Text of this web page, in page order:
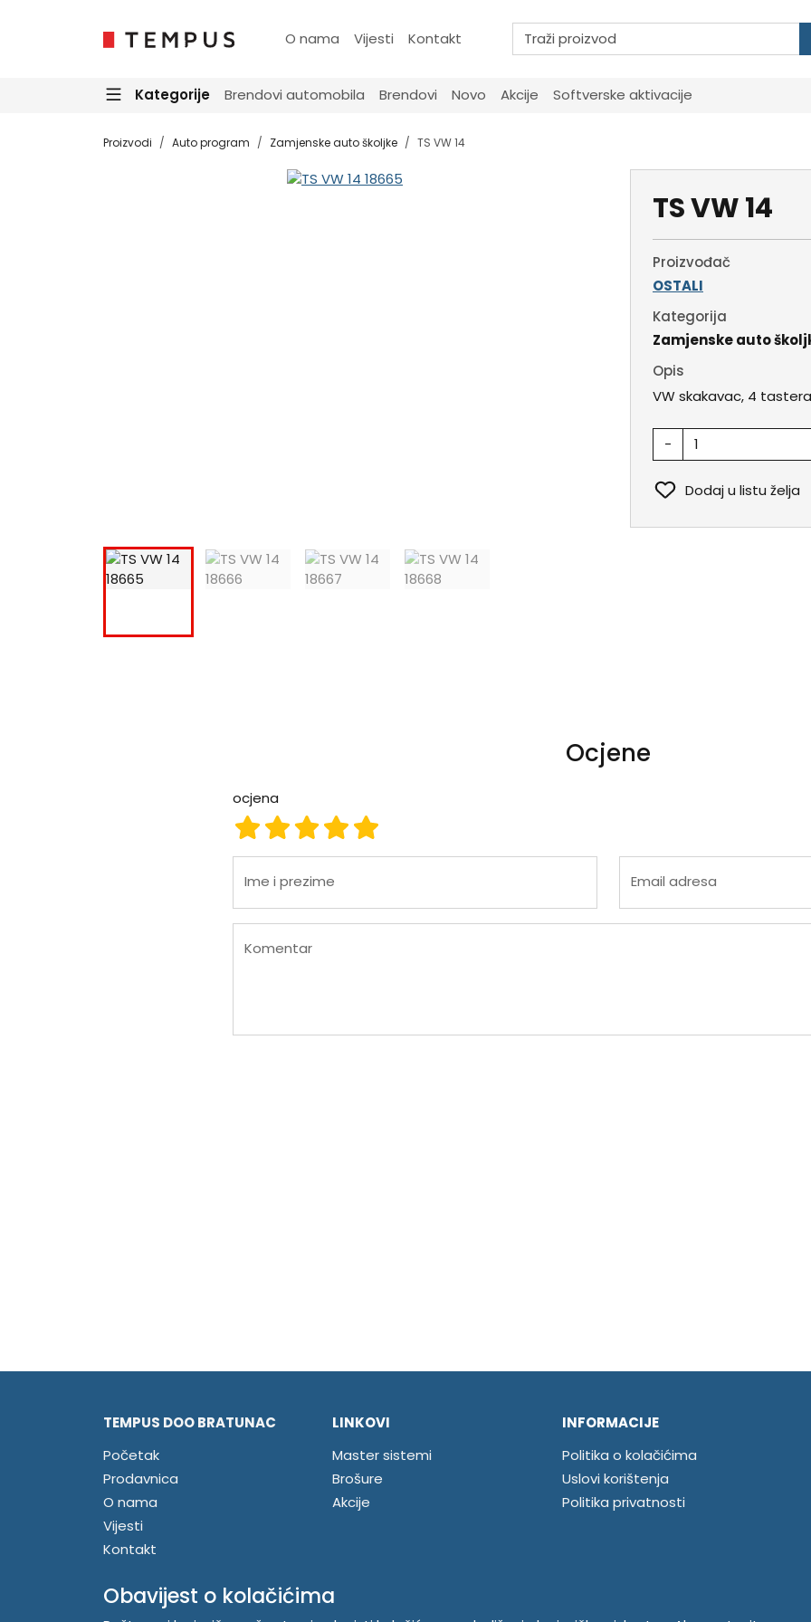
O nama Vijesti Kontakt
Kategorije Brendovi automobila Brendovi Novo Akcije Softverske aktivacije
Proizvodi Auto program Zamjenske auto školjke TS VW 14
TS VW 14
Proizvođač
OSTALI
Kategorija
Zamjenske auto
Opis
VW skakavac, 4 tastera
-
Dodaj u listu želja
Ocjene
ocjena
ocjena 5
ocjena 4
ocjena 3
ocjena 2
ocjena 1
Ime i prezime Email adresa
Komentar
TEMPUS DOO BRATUNAC
Početak
Prodavnica
O nama
Vijesti
Kontakt
Prijavite se
LINKOVI
Master sistemi
Brošure
Akcije
INFORMACIJE
Politika o kolačićima
Uslovi korištenja
Politika privatnosti
Obavijest o kolačićima